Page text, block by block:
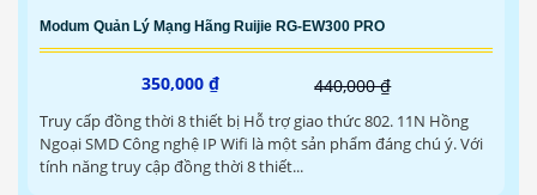
Modum Quản Lý Mạng Hãng Ruijie RG-EW300 PRO
350,000 ₫ 440,000 ₫
Truy cấp đồng thời 8 thiết bị Hỗ trợ giao thức 802. 11N Hồng
Ngoại SMD Công nghệ IP Wifi là một sản phẩm đáng chú ý. Với
tính năng truy cập đồng thời 8 thiết...